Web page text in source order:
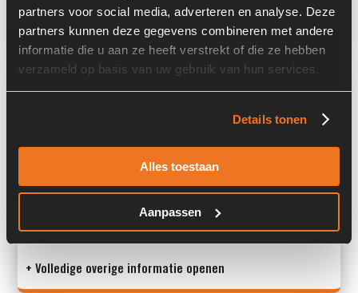
partners voor social media, adverteren en analyse. Deze
partners kunnen deze gegevens combineren met andere
informatie die u aan ze heeft verstrekt of die ze hebben
verzameld op basis van uw gebruik van hun services.
Details tonen
Alles toestaan
Aanpassen
Land:
Nederland
S/N: 1472 323C
Mach
+ Volledige overige informatie openen